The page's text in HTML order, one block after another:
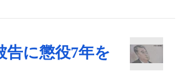
告に懲役7年を